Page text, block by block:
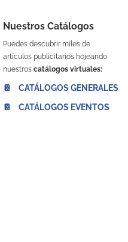
Nuestros Catálogos
Puedes descubrir miles de
artículos publicitarios hojeando
nuestros catálogos virtuales:
📔 CATÁLOGOS GENERALES
📔 CATÁLOGOS EVENTOS